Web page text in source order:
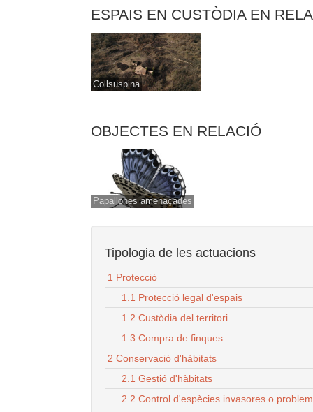
ESPAIS EN CUSTÒDIA EN
Collsuspina
OBJECTES EN RELACIÓ
Papallones amenaçades
Tipologia de les actuacions
1 Protecció
1.1 Protecció legal d'espais
1.2 Custòdia del territori
1.3 Compra de finques
2 Conservació d'hàbitats
2.1 Gestió d'hàbitats
2.2 Control d'espècies invasores o